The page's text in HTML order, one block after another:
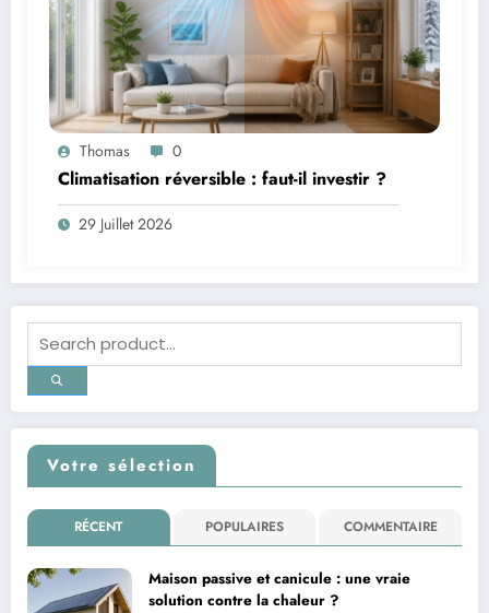
Thomas 0
Climatisation réversible : faut-il investir ?
29 Juillet 2026
Votre sélection
RÉCENT POPULAIRES COMMENTAIRE
Maison passive et canicule : une vraie
solution contre la chaleur ?